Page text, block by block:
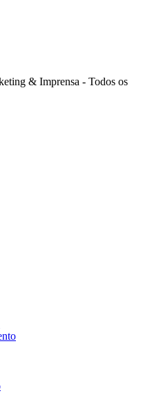
& Imprensa - Todos os